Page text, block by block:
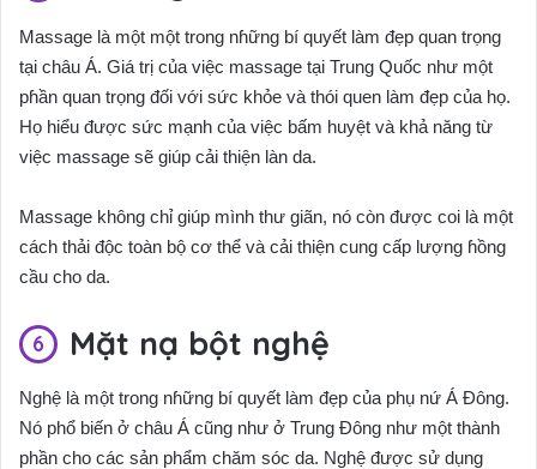
Massage là một một trong nɦững bí quyết làm đẹp quan trọng
tại châu Á. Giá trị của việc massage tại Trung Quốc như một
pɦần quan trọng đối với sức khỏe và thói quen làm đẹp của họ.
Họ hiểu được sức mạnh của việc bấm huyệt và khả năng từ
việc massage sẽ giúp cải thiện làn da.
Massage không chỉ giúp mình thư giãn, nó còn được coi là một
cách thải độc toàn bộ cơ thể và cải thiện cung cấp lượng ɦồng
cầu cho da.
Mặt nạ bột nghệ
Nghệ là một trong nɦững bí quyết làm đẹp của phụ nứ Á Đông.
Nó phổ biến ở châu Á cũng như ở Trung Đông như một thành
phần cho các sản phẩm chăm sóc da. Nghệ được sử dụng